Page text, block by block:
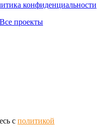
конфиденциальности
Все проекты
с политикой